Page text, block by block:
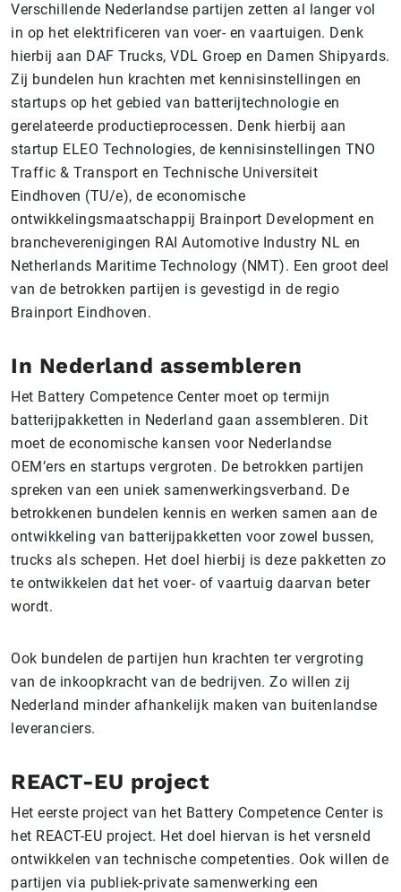
Verschillende Nederlandse partijen zetten al langer vol
in op het elektrificeren van voer- en vaartuigen. Denk
hierbij aan DAF Trucks, VDL Groep en Damen Shipyards.
Zij bundelen hun krachten met kennisinstellingen en
startups op het gebied van batterijtechnologie en
gerelateerde productieprocessen. Denk hierbij aan
startup ELEO Technologies, de kennisinstellingen TNO
Traffic & Transport en Technische Universiteit
Eindhoven (TU/e), de economische
ontwikkelingsmaatschappij Brainport Development en
brancheverenigingen RAI Automotive Industry NL en
Netherlands Maritime Technology (NMT). Een groot deel
van de betrokken partijen is gevestigd in de regio
Brainport Eindhoven.
In Nederland assembleren
Het Battery Competence Center moet op termijn
batterijpakketten in Nederland gaan assembleren. Dit
moet de economische kansen voor Nederlandse
OEM’ers en startups vergroten. De betrokken partijen
spreken van een uniek samenwerkingsverband. De
betrokkenen bundelen kennis en werken samen aan de
ontwikkeling van batterijpakketten voor zowel bussen,
trucks als schepen. Het doel hierbij is deze pakketten zo
te ontwikkelen dat het voer- of vaartuig daarvan beter
wordt.
Ook bundelen de partijen hun krachten ter vergroting
van de inkoopkracht van de bedrijven. Zo willen zij
Nederland minder afhankelijk maken van buitenlandse
leveranciers.
REACT-EU project
Het eerste project van het Battery Competence Center is
het REACT-EU project. Het doel hiervan is het versneld
ontwikkelen van technische competenties. Ook willen de
partijen via publiek-private samenwerking een